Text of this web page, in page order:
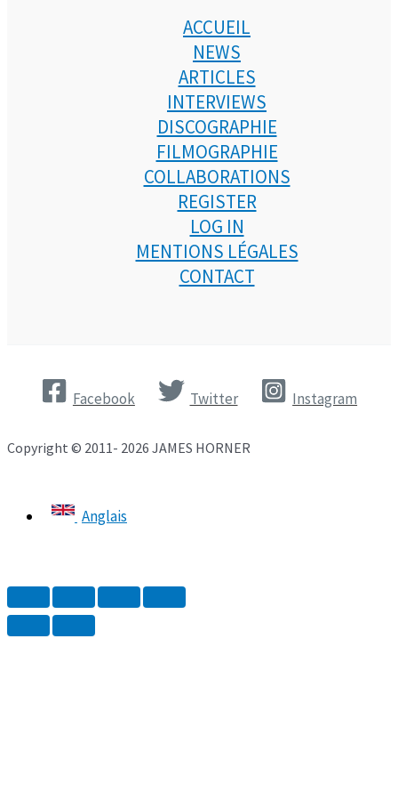
ACCUEIL
NEWS
ARTICLES
INTERVIEWS
DISCOGRAPHIE
FILMOGRAPHIE
COLLABORATIONS
REGISTER
LOG IN
MENTIONS LÉGALES
CONTACT
Facebook Twitter Instagram
Copyright © 2011- 2026 JAMES HORNER
Anglais